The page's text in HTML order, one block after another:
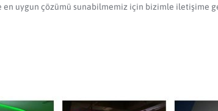
en uygun çözümü sunabilmemiz için bizimle iletişime